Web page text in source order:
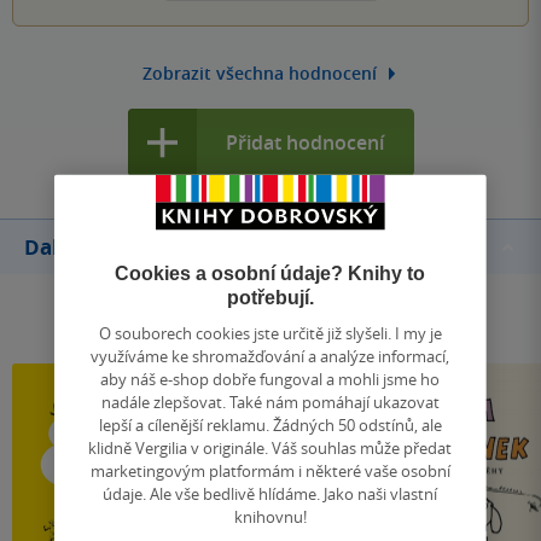
Zobrazit všechna hodnocení
Přidat hodnocení
Další knihy autora
Cookies a osobní údaje? Knihy to
potřebují.
O souborech cookies jste určitě již slyšeli. I my je
využíváme ke shromažďování a analýze informací,
aby náš e-shop dobře fungoval a mohli jsme ho
nadále zlepšovat. Také nám pomáhají ukazovat
lepší a cílenější reklamu. Žádných 50 odstínů, ale
klidně Vergilia v originále. Váš souhlas může předat
marketingovým platformám i některé vaše osobní
údaje. Ale vše bedlivě hlídáme. Jako naši vlastní
knihovnu!